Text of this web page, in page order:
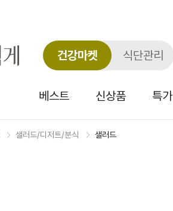
건강마켓 식단관리
베스트 신상품 특가
샐러드/디저트/분식 샐러드